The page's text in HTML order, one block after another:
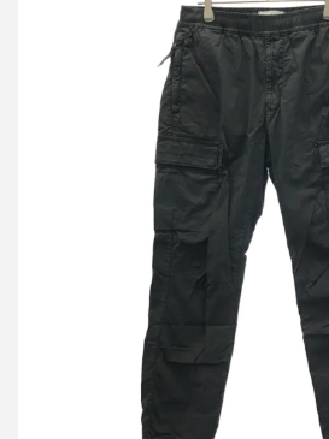
ストーンアイランド レギュラーテ
買取金額10,000円
詳しく見る